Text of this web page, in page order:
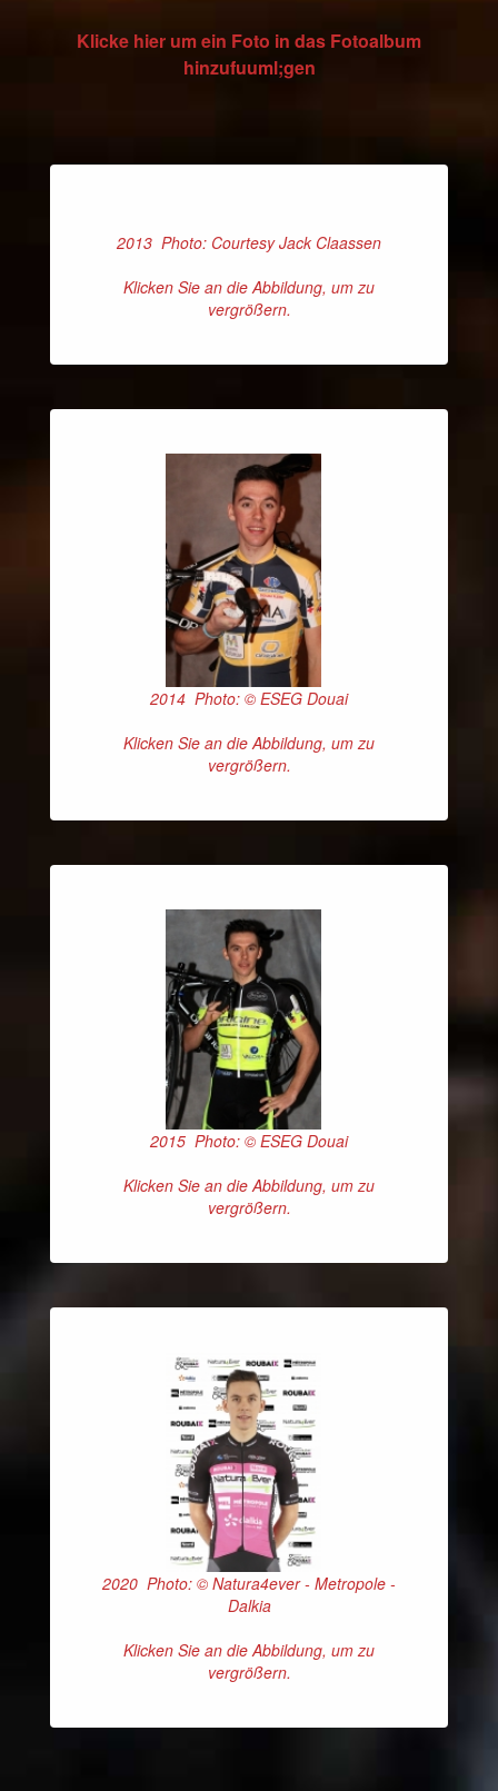
Klicke hier um ein Foto in das Fotoalbum
hinzufuuml;gen
2013 Photo: Courtesy Jack Claassen
Klicken Sie an die Abbildung, um zu
vergrößern.
2014 Photo: © ESEG Douai
Klicken Sie an die Abbildung, um zu
vergrößern.
2015 Photo: © ESEG Douai
Klicken Sie an die Abbildung, um zu
vergrößern.
2020 Photo: © Natura4ever - Metropole -
Dalkia
Klicken Sie an die Abbildung, um zu
vergrößern.